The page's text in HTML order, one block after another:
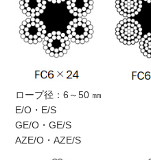
ロープ径：6～50 ㎜
E/O・E/S
GE/O・GE/S
AZE/O・AZE/S